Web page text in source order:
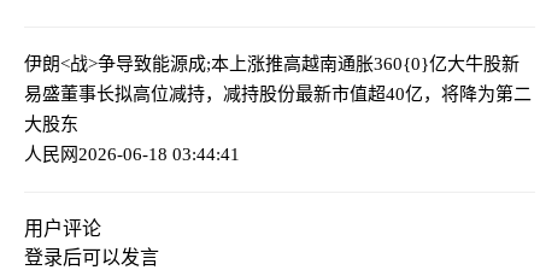
伊朗<战>争导致能源成;本上涨推高越南通胀360{0}亿大牛股新
易盛董事长拟高位减持，减持股份最新市值超40亿，将降为第二
大股东
人民网2026-06-18 03:44:41
用户评论
登录后可以发言